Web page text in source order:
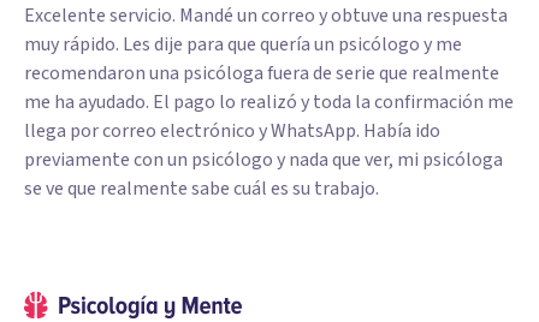
Excelente servicio. Mandé un correo y obtuve una respuesta
muy rápido. Les dije para que quería un psicólogo y me
recomendaron una psicóloga fuera de serie que realmente
me ha ayudado. El pago lo realizó y toda la confirmación me
llega por correo electrónico y WhatsApp. Había ido
previamente con un psicólogo y nada que ver, mi psicóloga
se ve que realmente sabe cuál es su trabajo.